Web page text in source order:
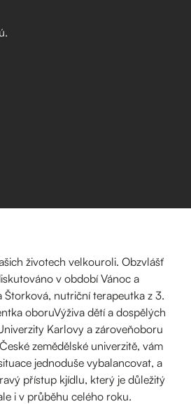
životech velkouroli. Obzvlášť
v období Vánoc a
Štorková, nutriční terapeutka z 3.
oboruVýživa dětí a dospělých
Karlovy a zároveňoboru
zemědělské univerzitě, vám
jednoduše vybalancovat, a
přístup kjídlu, který je důležitý
i v průběhu celého roku.